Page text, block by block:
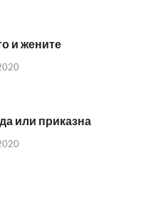
и жените
или приказна